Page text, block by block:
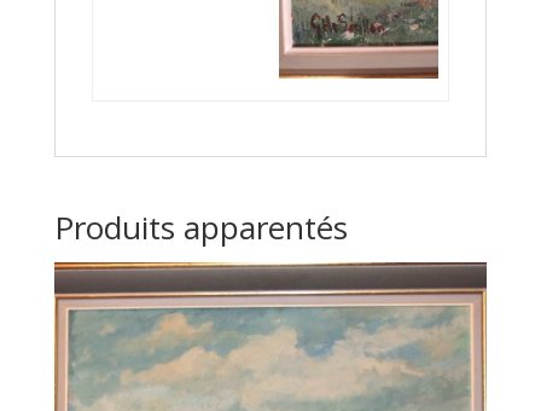
Produits apparentés